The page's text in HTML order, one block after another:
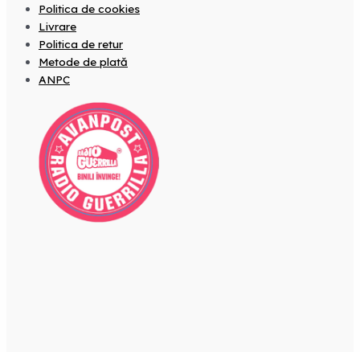
Politica de cookies
Livrare
Politica de retur
Metode de plată
ANPC